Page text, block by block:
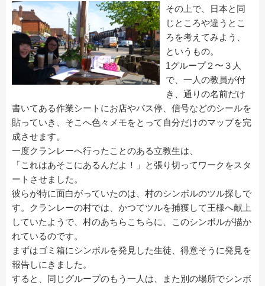
その上で、日本と同
じところや違うとこ
ろを考えてみよう、
というもの。
1グループ２〜３人
で、一人の教員が付
き、通りの名前だけ
書いてある作業シートにお店やバス停、信号などのシールを
貼っていき、そこへ色々メモをとって自分だけのマップを完
成させます。
一度クランレーへ行ったことのある立教生は、
「これはあそこにあるんだよ！」と張り切ってワークをスタ
ートさせました。
彼らが特に面白がっていたのは、村のシンボルのツル探しで
す。クランレーの村では、かつてツルを捕獲して王様へ献上
していたようで、村のあちらこちらに、このシンボルが描か
れているのです。
まずはゴミ箱にシンボルを発見した生徒、得意そうに発見を
報告しにきました。
すると、同じグループのもう一人は、また別の場所でシンボ